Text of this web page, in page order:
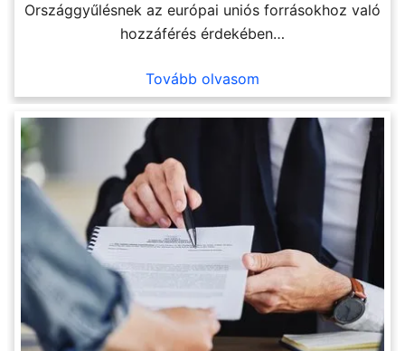
Országgyűlésnek az európai uniós forrásokhoz való
hozzáférés érdekében…
Tovább olvasom